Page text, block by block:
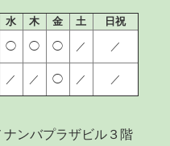
水 木 金 土
日祝
◯ ◯ ◯ ／ ／
／ ／ ◯ ／ ／
ンバプラザビル３階